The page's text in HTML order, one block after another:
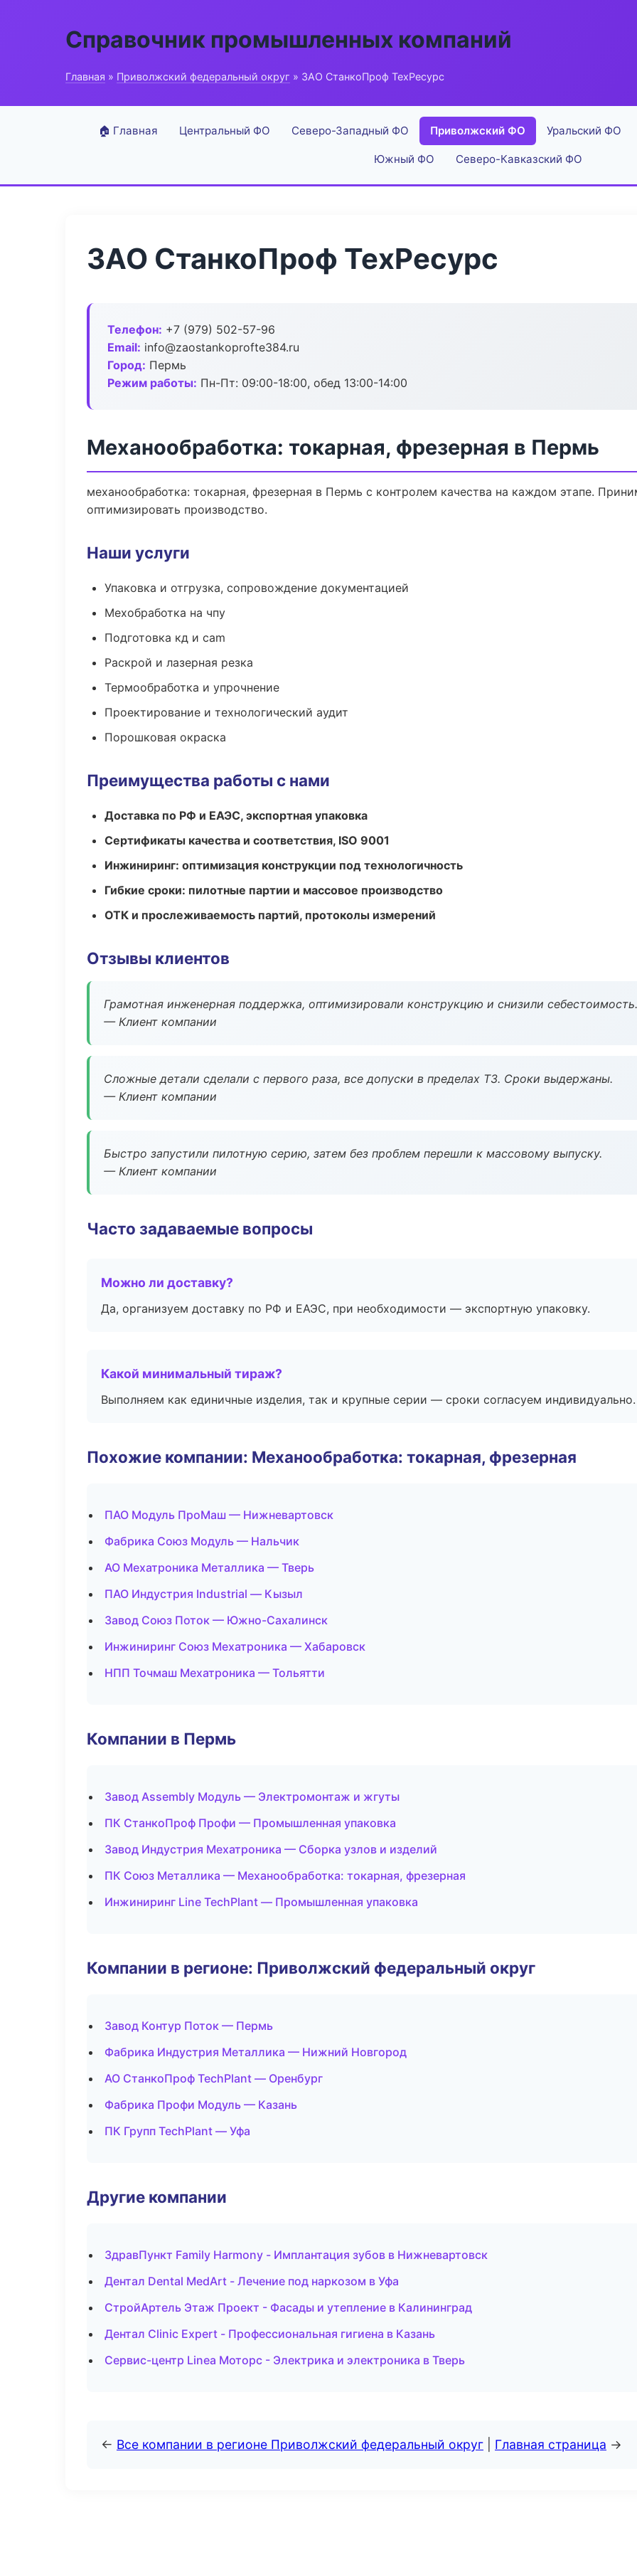
Справочник промышленных компаний
Главная » Приволжский федеральный округ » ЗАО СтанкоПроф ТехРесурс
🏠 Главная Центральный ФО Северо-Западный ФО Приволжский ФО Уральский ФО
Южный ФО Северо-Кавказский ФО
ЗАО СтанкоПроф ТехРесурс
Телефон: +7 (979) 502-57-96
Email: info@zaostankoprofte384.ru
Город: Пермь
Режим работы: Пн-Пт: 09:00-18:00, обед 13:00-14:00
Механообработка: токарная, фрезерная в Пермь
механообработка: токарная, фрезерная в Пермь с контролем качества на каждом этапе.
оптимизировать производство.
Наши услуги
Упаковка и отгрузка, сопровождение документацией
Мехобработка на чпу
Подготовка кд и cam
Раскрой и лазерная резка
Термообработка и упрочнение
Проектирование и технологический аудит
Порошковая окраска
Преимущества работы с нами
Доставка по РФ и ЕАЭС, экспортная упаковка
Сертификаты качества и соответствия, ISO 9001
Инжиниринг: оптимизация конструкции под технологичность
Гибкие сроки: пилотные партии и массовое производство
ОТК и прослеживаемость партий, протоколы измерений
Отзывы клиентов
Грамотная инженерная поддержка, оптимизировали конструкцию и снизили себестоимость.
— Клиент компании
Сложные детали сделали с первого раза, все допуски в пределах ТЗ. Сроки выдержаны.
— Клиент компании
Быстро запустили пилотную серию, затем без проблем перешли к массовому выпуску.
— Клиент компании
Часто задаваемые вопросы
Можно ли доставку?
Да, организуем доставку по РФ и ЕАЭС, при необходимости — экспортную упаковку.
Какой минимальный тираж?
Выполняем как единичные изделия, так и крупные серии — сроки согласуем индивидуально.
Похожие компании: Механообработка: токарная, фрезерная
ПАО Модуль ПроМаш — Нижневартовск
Фабрика Союз Модуль — Нальчик
АО Мехатроника Металлика — Тверь
ПАО Индустрия Industrial — Кызыл
Завод Союз Поток — Южно-Сахалинск
Инжиниринг Союз Мехатроника — Хабаровск
НПП Точмаш Мехатроника — Тольятти
Компании в Пермь
Завод Assembly Модуль — Электромонтаж и жгуты
ПК СтанкоПроф Профи — Промышленная упаковка
Завод Индустрия Мехатроника — Сборка узлов и изделий
ПК Союз Металлика — Механообработка: токарная, фрезерная
Инжиниринг Line TechPlant — Промышленная упаковка
Компании в регионе: Приволжский федеральный округ
Завод Контур Поток — Пермь
Фабрика Индустрия Металлика — Нижний Новгород
АО СтанкоПроф TechPlant — Оренбург
Фабрика Профи Модуль — Казань
ПК Групп TechPlant — Уфа
Другие компании
ЗдравПункт Family Harmony - Имплантация зубов в Нижневартовск
Дентал Dental MedArt - Лечение под наркозом в Уфа
СтройАртель Этаж Проект - Фасады и утепление в Калининград
Дентал Clinic Expert - Профессиональная гигиена в Казань
Сервис-центр Linea Моторс - Электрика и электроника в Тверь
← Все компании в регионе Приволжский федеральный округ Главная страница →